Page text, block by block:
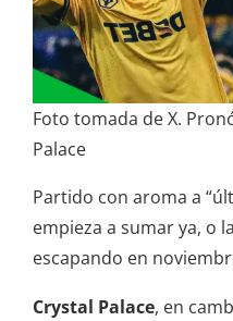
Foto tomada de X.
Palace
Partido con aroma a
empieza a sumar ya, o
escapando en
Crystal Palace, en